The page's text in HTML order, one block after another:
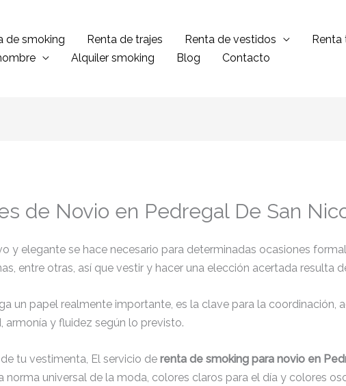
de smoking Renta de trajes Renta de vestidos Renta
Alquiler smoking Blog Contacto
de Novio en Pedregal De San
y elegante se hace necesario para determinadas ocasiones
entre otras, así que vestir y hacer una elección acertada resulta
un papel realmente importante, es la clave para la coordinación,
armonía y fluidez según lo previsto.
tu vestimenta, El servicio de renta de smoking para novio en
norma universal de la moda, colores claros para el día y colores